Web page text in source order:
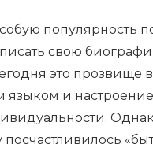
популярность
писать свою
это прозвище
языком и
посчастливилось